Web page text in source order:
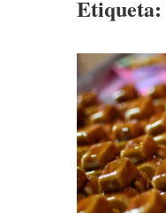
Etiqueta: